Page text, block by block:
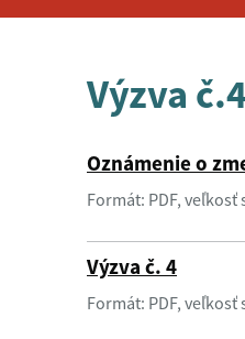
Výzva
Oznámenie o
Formát: PDF, veľkosť
Výzva č. 4
Formát: PDF, veľkosť